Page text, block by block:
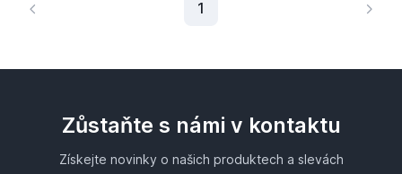
1
Zůstaňte s námi v kontaktu
Získejte novinky o našich produktech a slevách